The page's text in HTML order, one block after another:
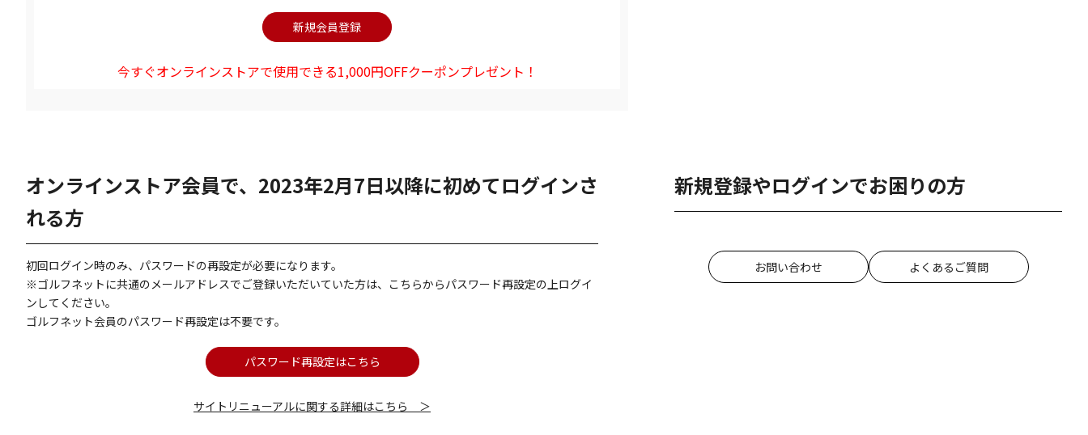
今すぐオンラインストアで使用できる1,000円OFFクーポンプレゼント！
オンラインストア会員で、2023年2月7日以降に初めてログインさ
れる方
初回ログイン時のみ、パスワードの再設定が必要になります。
※ゴルフネットに共通のメールアドレスでご登録いただいていた方は、こちらからパスワード再設定の上ログイ
ンしてください。
ゴルフネット会員のパスワード再設定は不要です。
パスワード再設定はこちら
サイトリニューアルに関する詳細はこちら ＞
新規登録やログインでお困りの方
お問い合わせ よくあるご質問